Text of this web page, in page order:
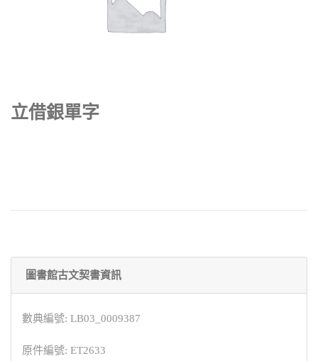
立借銀單字
圖書館古文契書資訊
數典編號: LB03_0009387
原件編號: ET2633